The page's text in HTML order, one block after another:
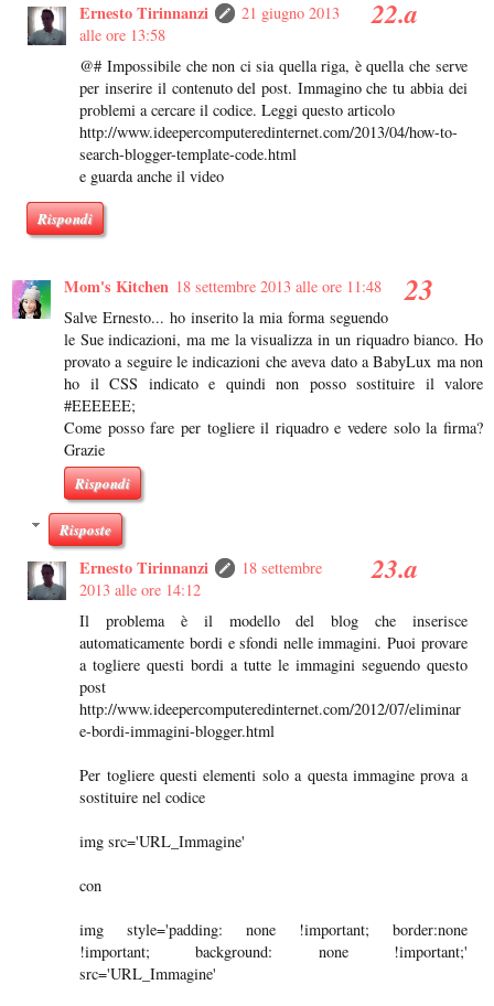
Ernesto Tirinnanzi
21 giugno 2013
alle ore 13:58
@# Impossibile che non ci sia quella riga, è quella che serve
per inserire il contenuto del post. Immagino che tu abbia dei
problemi a cercare il codice. Leggi questo articolo
http://www.ideepercomputeredinternet.com/2013/04/how-to-
search-blogger-template-code.html
e guarda anche il video
Rispondi
Mom's Kitchen 18 settembre 2013 alle ore 11:48
Salve Ernesto... ho inserito la mia forma seguendo
le Sue indicazioni, ma me la visualizza in un riquadro bianco. Ho
provato a seguire le indicazioni che aveva dato a BabyLux ma non
ho il CSS indicato e quindi non posso sostituire il valore
#EEEEEE;
Come posso fare per togliere il riquadro e vedere solo la firma?
Grazie
Rispondi
Risposte
Ernesto Tirinnanzi
18 settembre
2013 alle ore 14:12
Il problema è il modello del blog che inserisce
automaticamente bordi e sfondi nelle immagini. Puoi provare
a togliere questi bordi a tutte le immagini seguendo questo
post
http://www.ideepercomputeredinternet.com/2012/07/eliminar
e-bordi-immagini-blogger.html
Per togliere questi elementi solo a questa immagine prova a
sostituire nel codice
img src='URL_Immagine'
con
img style='padding: none !important; border:none
!important; background: none !important;'
src='URL_Immagine'